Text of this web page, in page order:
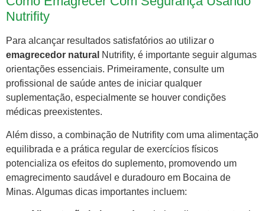
Nutrifity
Para alcançar resultados satisfatórios ao utilizar o
emagrecedor natural Nutrifity, é importante seguir algumas
orientações essenciais. Primeiramente, consulte um
profissional de saúde antes de iniciar qualquer
suplementação, especialmente se houver condições
médicas preexistentes.
Além disso, a combinação de Nutrifity com uma alimentação
equilibrada e a prática regular de exercícios físicos
potencializa os efeitos do suplemento, promovendo um
emagrecimento saudável e duradouro em Bocaina de
Minas. Algumas dicas importantes incluem: